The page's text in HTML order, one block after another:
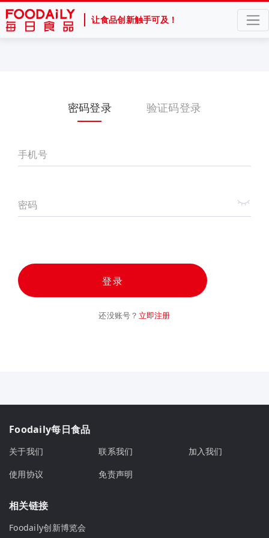
让食品创新触手可及！
密码登录 验证码登录
手机号
密码
登录
还没账号？ 立即注册
Foodaily每日食品
关于我们 联系我们
加入我们
使用协议
免责声明
相关链接
Foodaily创新博览会